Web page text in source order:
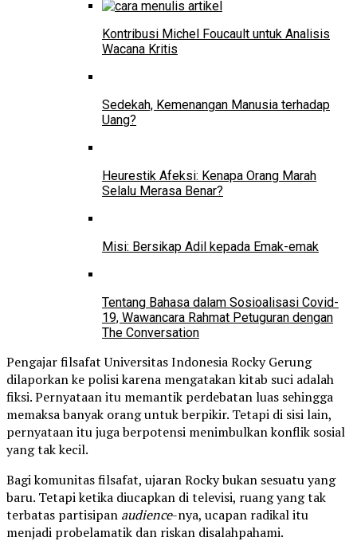
Kontribusi Michel Foucault untuk Analisis
Wacana Kritis
Sedekah, Kemenangan Manusia terhadap
Uang?
Heurestik Afeksi: Kenapa Orang Marah
Selalu Merasa Benar?
Misi: Bersikap Adil kepada Emak-emak
Tentang Bahasa dalam Sosioalisasi Covid-
19, Wawancara Rahmat Petuguran dengan
The Conversation
Pengajar filsafat Universitas Indonesia Rocky Gerung
dilaporkan ke polisi karena mengatakan kitab suci adalah
fiksi. Pernyataan itu memantik perdebatan luas sehingga
memaksa banyak orang untuk berpikir. Tetapi di sisi lain,
pernyataan itu juga berpotensi menimbulkan konflik sosial
yang tak kecil.
Bagi komunitas filsafat, ujaran Rocky bukan sesuatu yang
baru. Tetapi ketika diucapkan di televisi, ruang yang tak
terbatas partisipan audience-nya, ucapan radikal itu
menjadi probelamatik dan riskan disalahpahami.